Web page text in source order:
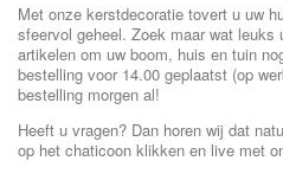
Met onze kerstdecoratie tovert u uw
sfeervol geheel. Zoek maar wat
artikelen om uw boom, huis en tuin
bestelling voor 14.00 geplaatst (op
bestelling morgen al!
Heeft u vragen? Dan horen wij dat
op het chaticoon klikken en live met